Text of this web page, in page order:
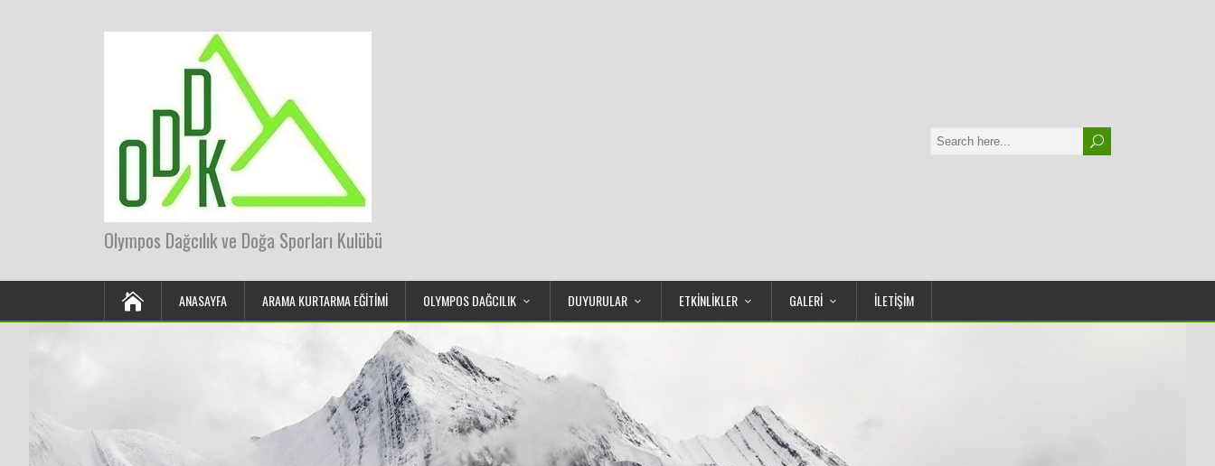
Olympos Dağcılık ve Doğa Sporları Kulübü
ANASAYFA ARAMA KURTARMA EĞITIMI OLYMPOS DAĞCILIK DUYURULAR ETKİNLİKLER GALERİ İLETİŞİM